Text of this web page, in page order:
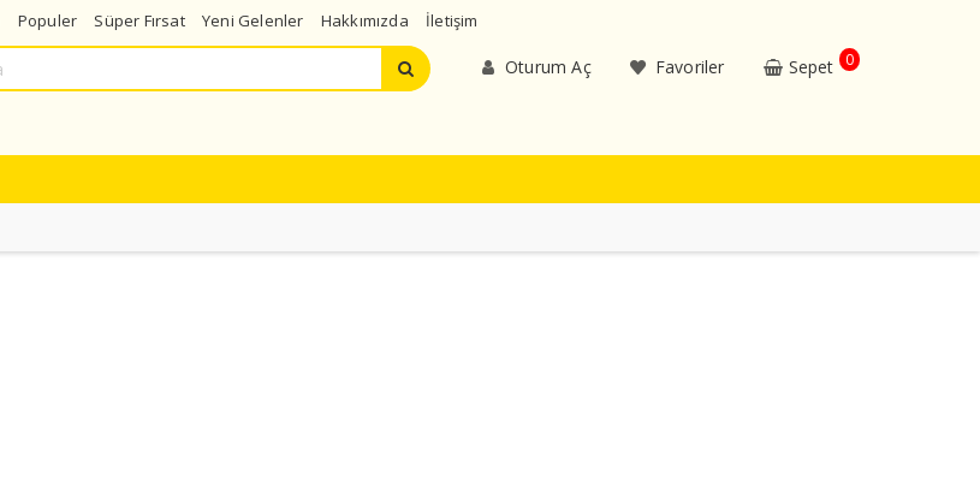
Populer Süper Fırsat Yeni Gelenler Hakkımızda İletişim
Oturum Aç Favoriler Sepet 0